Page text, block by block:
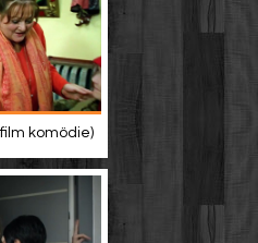
komödie)